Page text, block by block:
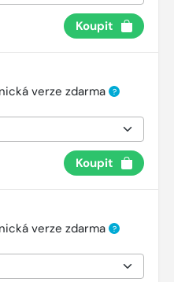
Koupit
verze zdarma ?
Koupit
verze zdarma ?